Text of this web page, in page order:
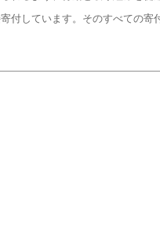
付しています。そのすべての